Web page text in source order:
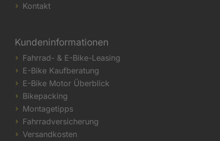
Kontakt
Kundeninformationen
Fahrrad- & E-Bike-Leasing
E-Bike Kaufberatung
E-Bike Motor Überblick
Bikepacking
Montagetipps
Fahrradversicherung
Versandkosten